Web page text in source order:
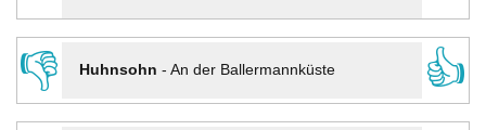
👎
Huhnsohn - An der Ballermannküste
👍